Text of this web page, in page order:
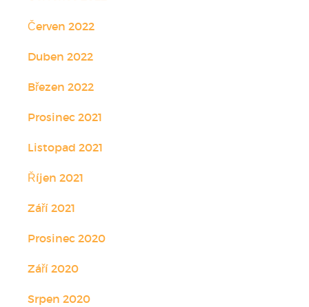
Červen 2022
Duben 2022
Březen 2022
Prosinec 2021
Listopad 2021
Říjen 2021
Září 2021
Prosinec 2020
Září 2020
Srpen 2020